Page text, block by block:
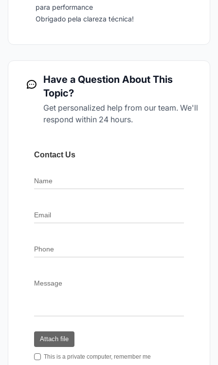
para performance
Obrigado pela clareza técnica!
Have a Question About This
Topic?
Get personalized help from our team. We'll
respond within 24 hours.